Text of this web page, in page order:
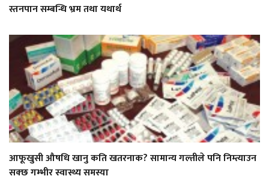
स्तनपान सम्बन्धि भ्रम तथा यथार्थ
आफूखुसी औषधि खानु कति खतरनाक? सामान्य गल्तीले पनि निम्त्याउन
सक्छ गम्भीर स्वास्थ्य समस्या